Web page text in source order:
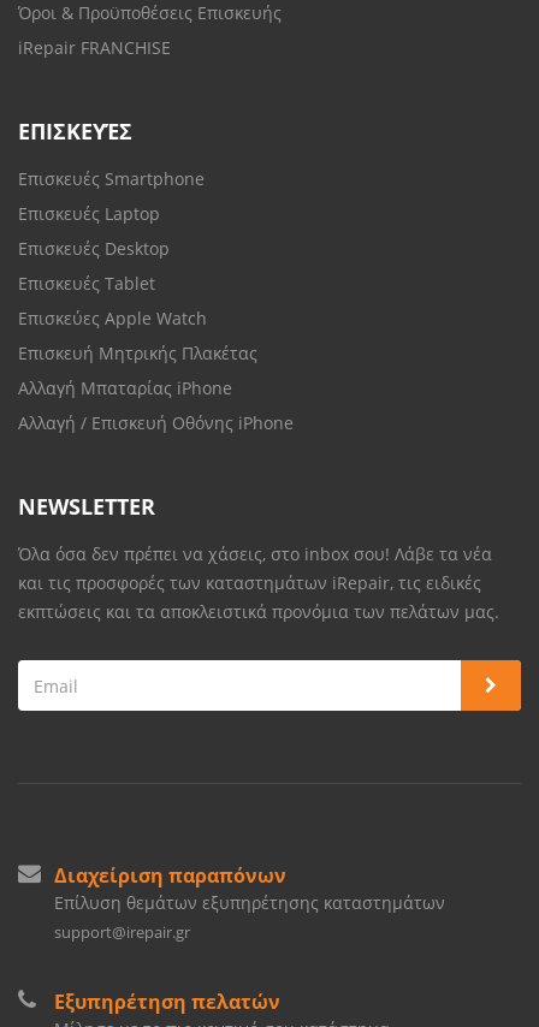
Όροι & Προϋποθέσεις Επισκευής
iRepair FRANCHISE
ΕΠΙΣΚΕΥΈΣ
Επισκευές Smartphone
Επισκευές Laptop
Επισκευές Desktop
Επισκευές Tablet
Επισκεύες Apple Watch
Επισκευή Μητρικής Πλακέτας
Αλλαγή Μπαταρίας iPhone
Αλλαγή / Επισκευή Οθόνης iPhone
NEWSLETTER
Όλα όσα δεν πρέπει να χάσεις, στο inbox σου! Λάβε τα νέα
και τις προσφορές των καταστημάτων iRepair, τις ειδικές
εκπτώσεις και τα αποκλειστικά προνόμια των πελάτων μας.
Διαχείριση παραπόνων
Επίλυση θεμάτων εξυπηρέτησης καταστημάτων
support@irepair.gr
Εξυπηρέτηση πελατών